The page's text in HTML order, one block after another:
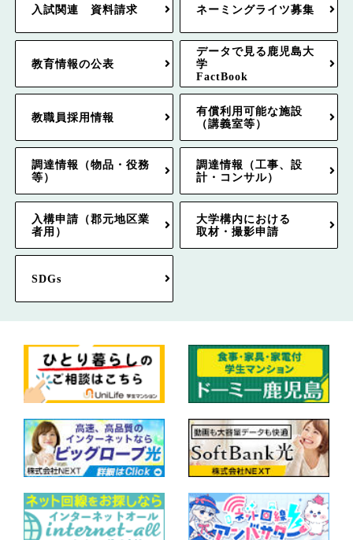
入試関連 資料請求 ネーミングライツ募集
教育情報の公表
データで見る鹿児島大
学
FactBook
教職員採用情報
有償利用可能な施設
（講義室等）
調達情報（物品・役務
等）
調達情報（工事、設
計・コンサル）
入構申請（郡元地区業
者用）
大学構内における
取材・撮影申請
SDGs